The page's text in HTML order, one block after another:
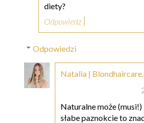
diety?
Odpowiedz
Odpowiedzi
Natalia |
Naturalne może (musi!)
słabe paznokcie to